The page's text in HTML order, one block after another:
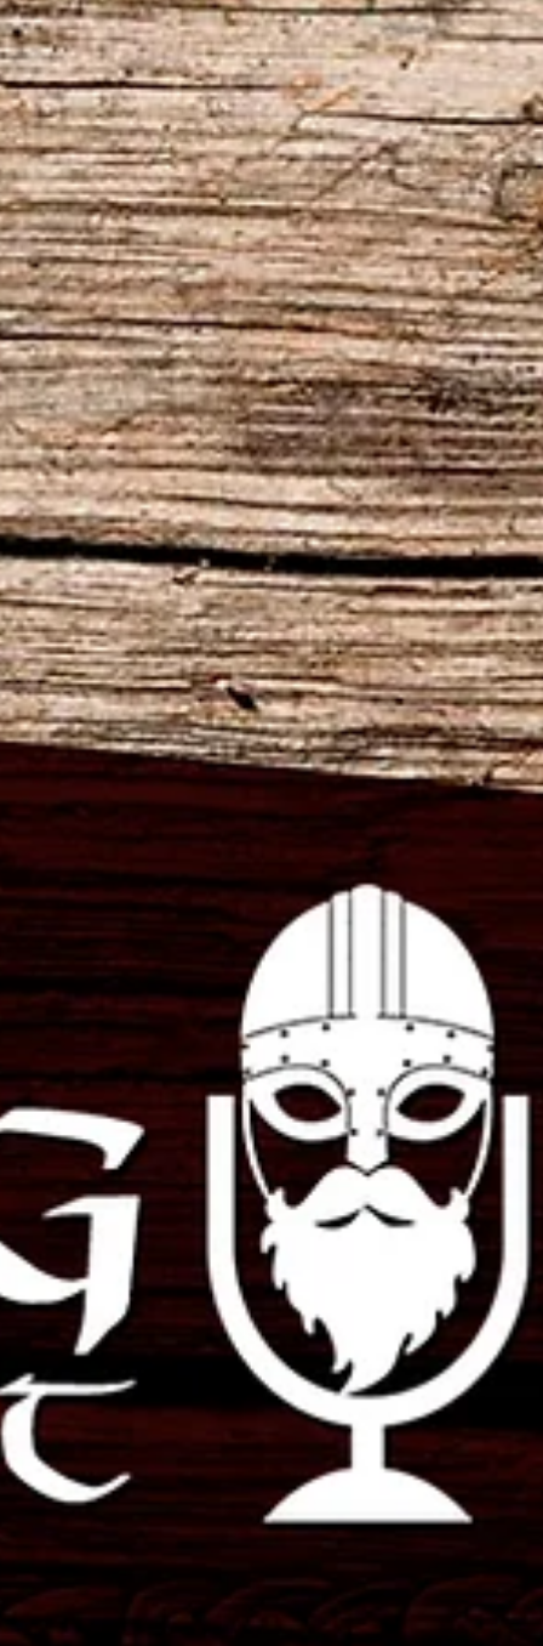
VIKING CAST – 2ª TEMPORADA: CAPÍTULO
FINAL, A VILA VIKING
Neste programa, o quinteto conta as origens da Vila Viking Brasil,
debatem sobre as vivências e as burocracias que a cercam...